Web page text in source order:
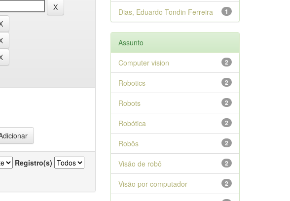
Registro(s)
1
Dias, Eduardo Tondin Ferreira
Assunto
2
Computer vision
2
Robotics
2
Robots
2
Robótica
2
Robôs
2
Visão de robô
2
Visão por computador